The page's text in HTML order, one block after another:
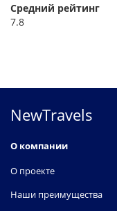
Средний рейтинг
7.8
NewTravels
О компании
О проекте
Наши преимущества